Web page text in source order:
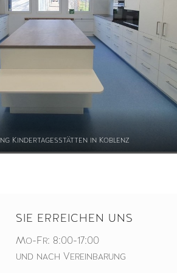
Kindertagesstätten in Koblenz
SIE ERREICHEN UNS
Mo-Fr: 8:00-17:00
und nach Vereinbarung